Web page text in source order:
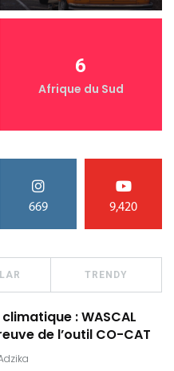
6
Afrique du Sud
669 9,420
TRENDY
: WASCAL
de l’outil CO-CAT